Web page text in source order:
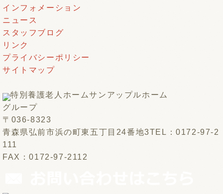
インフォメーション
ニュース
スタッフブログ
リンク
プライバシーポリシー
サイトマップ
特別養護老人ホームサンアップルホーム
グループ
〒036-8323
青森県弘前市浜の町東五丁目24番地3TEL：0172-97-2
111
FAX：0172-97-2112